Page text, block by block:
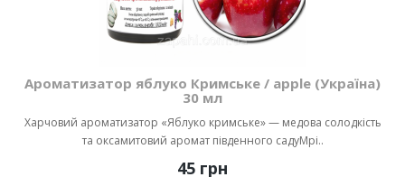
Ароматизатор яблуко Кримське / apple (Україна)
30 мл
Харчовий ароматизатор «Яблуко кримське» — медова солодкість
та оксамитовий аромат південного садуМрі..
45 грн